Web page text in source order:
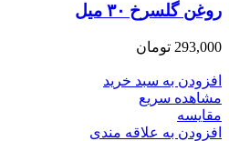
روغن گلسرخ ۳۰ میل
293,000 تومان
افزودن به سبد خرید
مشاهده سریع
مقایسه
افزودن به علاقه مندی